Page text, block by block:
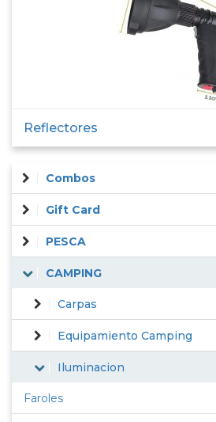
Reflectores
Combos
Gift Card
PESCA
CAMPING
Carpas
Equipamiento Camping
Iluminacion
Faroles